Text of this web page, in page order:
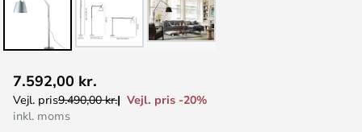
til
starten
7.592,00 kr.
Vejl. pris9.490,00 kr.
Vejl. pris -20%
inkl. moms